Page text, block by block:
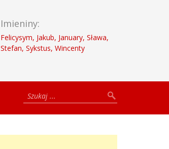
Imieniny:
Felicysym, Jakub, January, Sława,
Stefan, Sykstus, Wincenty